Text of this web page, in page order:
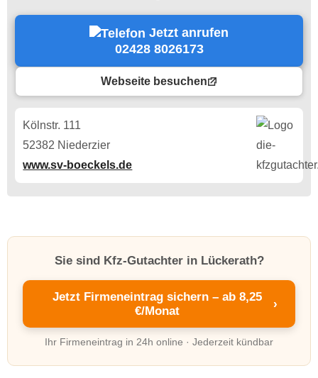
Jetzt anrufen
02428 8026173
Webseite besuchen
Kölnstr. 111
52382 Niederzier
www.sv-boeckels.de
Sie sind Kfz-Gutachter in Lückerath?
Jetzt Firmeneintrag sichern – ab 8,25
€/Monat
›
Ihr Firmeneintrag in 24h online · Jederzeit kündbar